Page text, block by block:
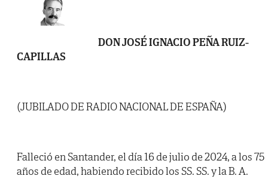
DON JOSÉ IGNACIO PEÑA RUIZ-
CAPILLAS
(JUBILADO DE RADIO NACIONAL DE ESPAÑA)
Falleció en Santander, el día 16 de julio de 2024, a los 75
años de edad, habiendo recibido los SS. SS. y la B. A.